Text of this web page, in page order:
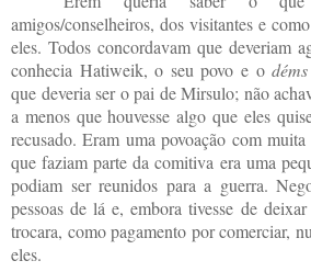
amigos/conselheiros, dos visitantes e
eles. Todos concordavam que deveriam
conhecia Hatiweik, o seu povo e o
que deveria ser o pai de Mirsulo; não
a menos que houvesse algo que eles
recusado. Eram uma povoação com
que faziam parte da comitiva era uma
podiam ser reunidos para a guerra.
pessoas de lá e, embora tivesse de
trocara, como pagamento por comerciar,
eles.